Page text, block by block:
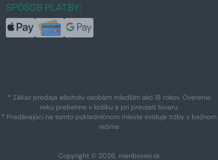
SPÔSOB PLATBY:
* Zákaz predaja alkoholu osobám mladším ako 18 rokov. Overenie
veku prebehne v košíku a pri prevzatí tovaru.
* Predávajúci na tomto pokladničnom mieste eviduje tržby v bežnom
režime
Copyright © 2026, manboxeo.sk